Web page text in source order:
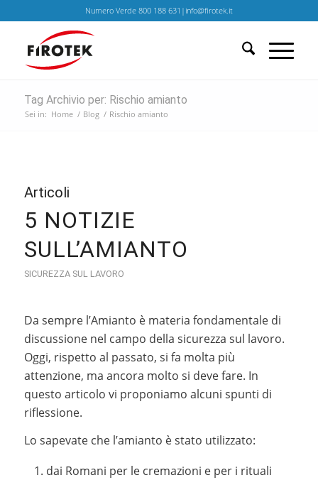
Numero Verde 800 188 631|info@firotek.it
Tag Archivio per: Rischio amianto
Sei in: Home / Blog / Rischio amianto
Articoli
5 NOTIZIE
SULL’AMIANTO
SICUREZZA SUL LAVORO
Da sempre l’Amianto è materia fondamentale di
discussione nel campo della sicurezza sul lavoro.
Oggi, rispetto al passato, si fa molta più
attenzione, ma ancora molto si deve fare. In
questo articolo vi proponiamo alcuni spunti di
riflessione.
Lo sapevate che l’amianto è stato utilizzato:
dai Romani per le cremazioni e per i rituali